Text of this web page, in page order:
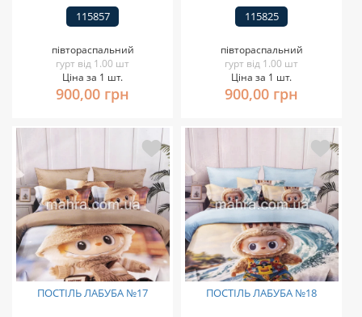
115857
півтораспальний
гурт від 1.00 шт
Ціна за 1 шт.
900,00 грн
115825
півтораспальний
гурт від 1.00 шт
Ціна за 1 шт.
900,00 грн
ПОСТІЛЬ ЛАБУБА №17 ПОСТІЛЬ ЛАБУБА №18